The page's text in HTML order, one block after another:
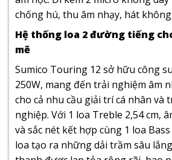
chống hú, thu âm nhạy, hát
Hệ thống loa 2 đường tiếng
mẽ
Sumico Touring 12 sở hữu công
250W, mang đến trải nghiệm âm
cho cả nhu cầu giải trí cá nhân và
nghiệp. Với 1 loa Treble 2,54 cm,
và sắc nét kết hợp cùng 1 loa
loa tạo ra những dải trầm sâu